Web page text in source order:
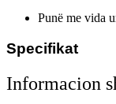
Punë me vida
Specifikat
Informacion